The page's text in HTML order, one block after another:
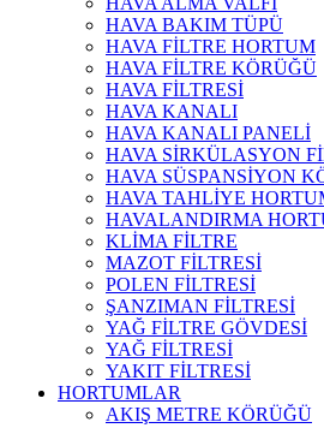
HAVA BAKIM TÜPÜ
HAVA FİLTRE HORTUM
HAVA FİLTRE KÖRÜĞÜ
HAVA FİLTRESİ
HAVA KANALI
HAVA KANALI PANELİ
HAVA SİRKÜLASYON
HAVA SÜSPANSİYON
HAVA TAHLİYE
HAVALANDIRMA
KLİMA FİLTRE
MAZOT FİLTRESİ
POLEN FİLTRESİ
ŞANZIMAN FİLTRESİ
YAĞ FİLTRE GÖVDESİ
YAĞ FİLTRESİ
YAKIT FİLTRESİ
HORTUMLAR
AKIŞ METRE KÖRÜĞÜ